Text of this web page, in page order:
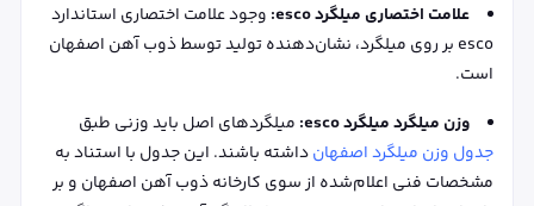
علامت اختصاری میلگرد esco:
وجود علامت اختصاری استاندارد
esco بر روی میلگرد، نشان‌دهنده تولید توسط ذوب آهن اصفهان
است.
وزن میلگرد میلگرد esco:
میلگردهای اصل باید وزنی طبق
جدول وزن میلگرد اصفهانداشته باشند. این جدول با استناد به
مشخصات فنی اعلام‌شده از سوی کارخانه ذوب آهن اصفهان و بر